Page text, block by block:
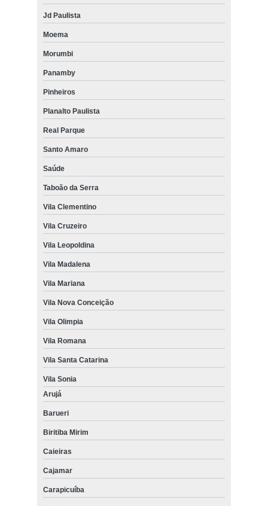
Jd Paulista
Moema
Morumbi
Panamby
Pinheiros
Planalto Paulista
Real Parque
Santo Amaro
Saúde
Taboão da Serra
Vila Clementino
Vila Cruzeiro
Vila Leopoldina
Vila Madalena
Vila Mariana
Vila Nova Conceição
Vila Olimpia
Vila Romana
Vila Santa Catarina
Vila Sonia
Arujá
Barueri
Biritiba Mirim
Caieiras
Cajamar
Carapicuíba